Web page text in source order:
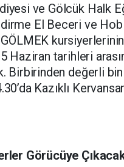
ve Gölcük Halk
El Beceri ve
GÖLMEK
Haziran tarihleri
Birbirinden değerli
Kazıklı
Görücüye